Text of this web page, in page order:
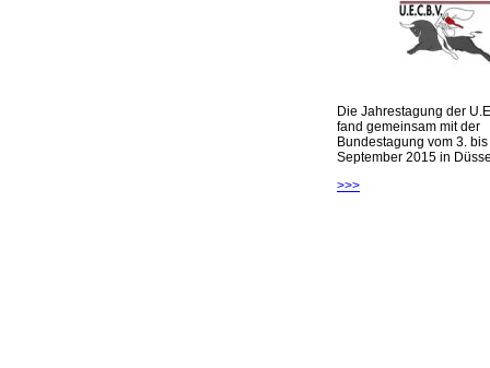
Die Jahrestagung der
fand gemeinsam mit der
Bundestagung vom 3. bis
September 2015 in
>>>